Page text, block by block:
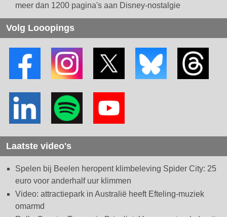
meer dan 1200 pagina's aan Disney-nostalgie
Volg Looopings
Laatste video's
Spelen bij Beelen heropent klimbeleving Spider City: 25
euro voor anderhalf uur klimmen
Video: attractiepark in Australië heeft Efteling-muziek
omarmd